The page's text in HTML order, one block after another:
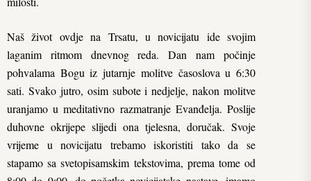
Naš život ovdje na Trsatu, u novicijatu ide svojim
laganim ritmom dnevnog reda. Dan nam počinje
pohvalama Bogu iz jutarnje molitve časoslova u 6:30
sati. Svako jutro, osim subote i nedjelje, nakon molitve
uranjamo u meditativno razmatranje Evanđelja. Poslije
duhovne okrijepe slijedi ona tjelesna, doručak. Svoje
vrijeme u novicijatu trebamo iskoristiti tako da se
stapamo sa svetopisamskim tekstovima, prema tome od